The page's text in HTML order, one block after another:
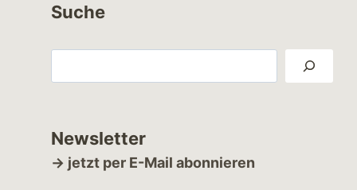
Suche
Newsletter
→ jetzt per E-Mail abonnieren